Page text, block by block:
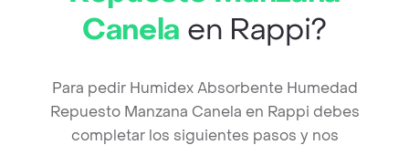
Canela en Rappi?
Para pedir Humidex Absorbente Humedad
Repuesto Manzana Canela en Rappi debes
completar los siguientes pasos y nos